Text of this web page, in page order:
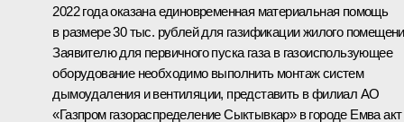
2022 года оказана единовременная материальная помощь
в размере 30 тыс. рублей для газификации жилого
Заявителю для первичного пуска газа в газоиспользующее
оборудование необходимо выполнить монтаж систем
дымоудаления и вентиляции, представить в филиал АО
«Газпром газораспределение Сыктывкар» в городе Емва акт